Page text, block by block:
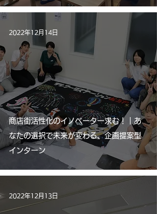
商店街活性化のイノベーター求む！｜あ
なたの選択で未来が変わる、企画提案型
インターン
2022年12月14日
2022年12月13日